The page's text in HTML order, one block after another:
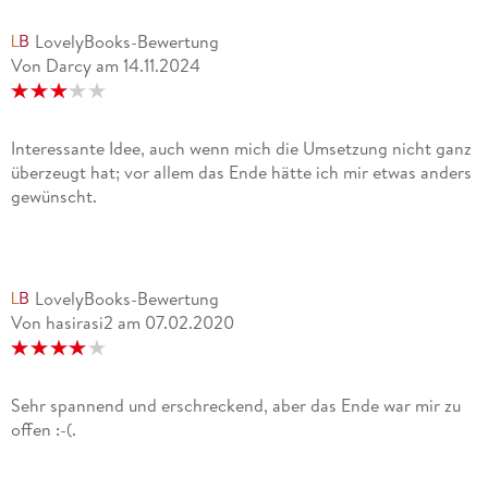
2002 steht sie regelmäßig im Metropolthetaer München auf
der Bühne. Man kennt sie außerdem aus
Fernsehproduktionen wie "Polizeiruf 110", "SOKO" oder dem
spielt. Sie war bereits in mehreren Kinofilmen zu sehen, wie
beispielsweise "Schweinskopf al dente", "Dampfnudelblues"
oder zuletzt "Die abhandene Welt". 2014 wurde sie mit dem
Monica Bleibtreu-Preis in der Kategorie "(Moderner)
LovelyBooks-Bewertung
Von Darcy am 14.11.2024
Interessante Idee, auch wenn mich die Umsetzung nicht ganz
überzeugt hat; vor allem das Ende hätte ich mir etwas anders
gewünscht.
LovelyBooks-Bewertung
Von hasirasi2 am 07.02.2020
Sehr spannend und erschreckend, aber das Ende war mir zu
offen :-(.